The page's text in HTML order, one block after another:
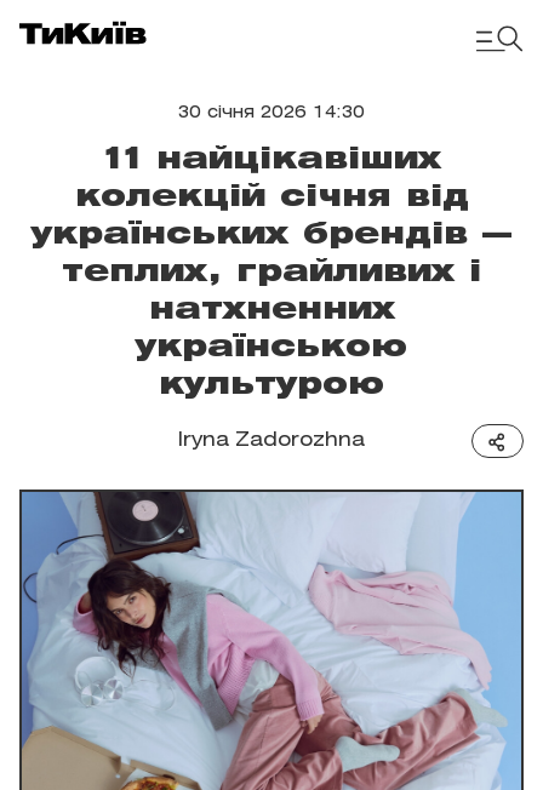
30 січня 2026 14:30
11 найцікавіших
колекцій січня від
українських брендів —
теплих, грайливих і
натхненних
українською
культурою
Iryna Zadorozhna